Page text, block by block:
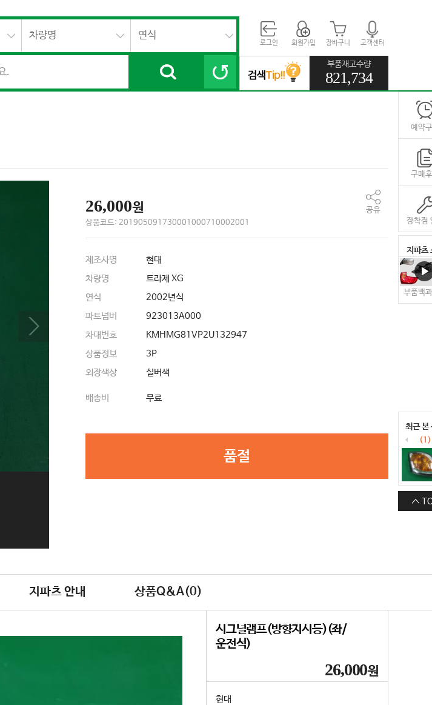
차량명 연식
로그인 회원가입 장바구니 고객센터
부품재고수량
821,734
26,000원
상품코드: 201905091730001000710002001
공유
제조사명
현대
차량명
트라제 XG
연식
2002년식
파트넘버
923013A000
차대번호
KMHMG81VP2U132947
상품정보
3P
외장색상
실버색
배송비 무료
품절
지파츠 안내 상품Q&A(0)
시그널램프(방향지시등)(좌/
운전석)
26,000원
현대
예약
구매
장착점
지파츠
부품백
최근 본
(1)